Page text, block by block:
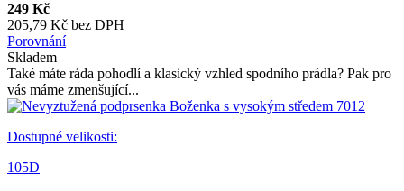
249 Kč
205,79 Kč bez DPH
Porovnání
Skladem
Také máte ráda pohodlí a klasický vzhled spodního prádla? Pak pro
vás máme zmenšující...
Dostupné velikosti:
105D